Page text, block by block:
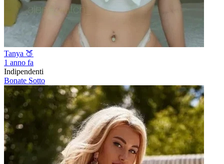
Tanya 🍑
1 anno fa
Indipendenti
Bonate Sotto